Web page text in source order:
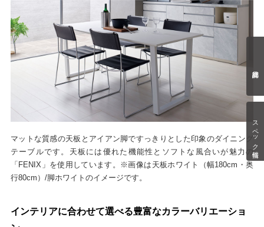
スペック情報
マットな質感の天板とアイアン脚ですっきりとした印象のダイニング
テーブルです。天板には優れた機能性とソフトな風合いが魅力の
「FENIX」を使用しています。※画像は天板ホワイト（幅180cm・奥
行80cm）/脚ホワイトのイメージです。
インテリアに合わせて選べる豊富なカラーバリエーショ